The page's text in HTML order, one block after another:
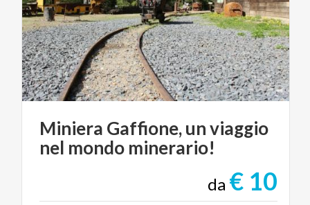
Miniera Gaffione,unviaggio
nel mondo minerario!
da € 10